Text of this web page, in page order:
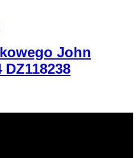
John
DZ118238